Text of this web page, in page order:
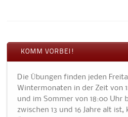
KOMM VORBEI!
Die Übungen finden jeden
Wintermonaten in der Zeit von
und im Sommer von 18:00 Uhr
zwischen 13 und 16 Jahre alt